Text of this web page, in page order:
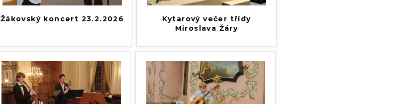
Žákovský koncert 23.2.2026
Kytarový večer třídy
Miroslava Žáry